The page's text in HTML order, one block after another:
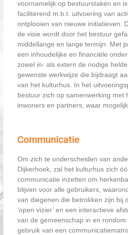
voornamelijk op bestuurstaken en
faciliterend m.b.t. uitvoering van
ontplooien van nieuwe initiatieven.
de visie wordt door het bestuur
middellange en lange termijn. Met
een inhoudelijke en financiële
zowel in- als extern de nodige
gewenste werkwijze die bijdraagt
van het kulturhus. In het
bestuur zich op samenwerking met
inwoners en partners, waar mogelijk.
Communicatie
Om zich te onderscheiden van
Dijkerhoek, zal het kulturhus zich
communicatie inzetten om
blijven voor alle gebruikers,
van diegenen die betrokken zijn bij
‘open vizier’ en een interactieve
van de gemeenschap in en
gebruik van een